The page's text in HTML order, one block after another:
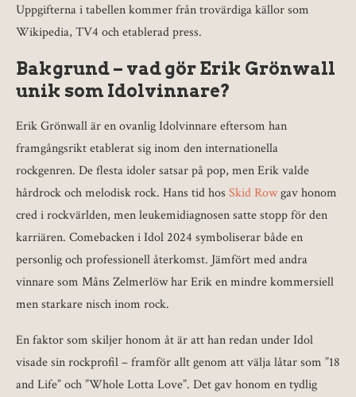
Uppgifterna i tabellen kommer från trovärdiga källor som
Wikipedia, TV4 och etablerad press.
Bakgrund – vad gör Erik Grönwall
unik som Idolvinnare?
Erik Grönwall är en ovanlig Idolvinnare eftersom han
framgångsrikt etablerat sig inom den internationella
rockgenren. De flesta idoler satsar på pop, men Erik valde
hårdrock och melodisk rock. Hans tid hos Skid Rowgav honom
cred i rockvärlden, men leukemidiagnosen satte stopp för den
karriären. Comebacken i Idol 2024 symboliserar både en
personlig och professionell återkomst. Jämfört med andra
vinnare som Måns Zelmerlöw har Erik en mindre kommersiell
men starkare nisch inom rock.
En faktor som skiljer honom åt är att han redan under Idol
visade sin rockprofil – framför allt genom att välja låtar som ”18
and Life” och ”Whole Lotta Love”. Det gav honom en tydlig